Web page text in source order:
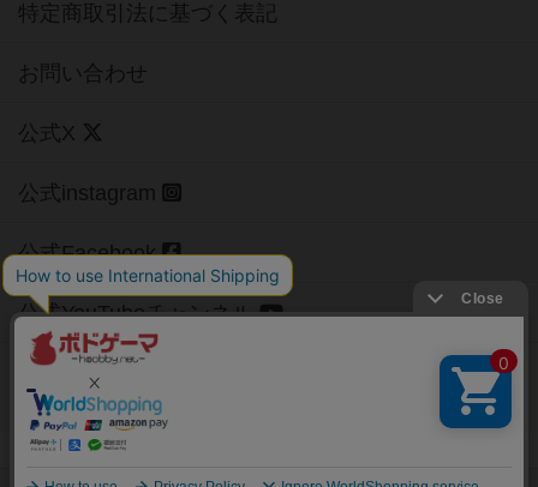
特定商取引法に基づく表記
お問い合わせ
公式X
公式instagram
公式Facebook
公式YouTubeチャンネル